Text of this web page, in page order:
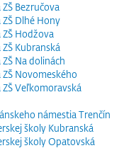
Bezručova
Dlhé Hony
Hodžova
Kubranská
Na dolinách
Novomeského
Veľkomoravská
námestia Trenčín
školy Kubranská
školy Opatovská